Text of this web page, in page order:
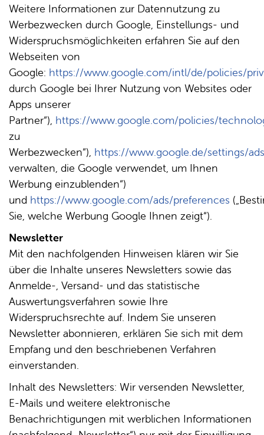
Weitere Informationen zur Datennutzung zu
Werbezwecken durch Google, Einstellungs- und
Widerspruchsmöglichkeiten erfahren Sie auf den
Webseiten von
Google: https://www.google.com/intl/de/policies/
durch Google bei Ihrer Nutzung von Websites oder
Apps unserer
Partner“), https://www.google.com/policies/
zu
Werbezwecken“), https://www.google.de/settings/ads
verwalten, die Google verwendet, um Ihnen
Werbung einzublenden“)
und https://www.google.com/ads/preferences
Sie, welche Werbung Google Ihnen zeigt“).
Newsletter
Mit den nachfolgenden Hinweisen klären wir Sie
über die Inhalte unseres Newsletters sowie das
Anmelde-, Versand- und das statistische
Auswertungsverfahren sowie Ihre
Widerspruchsrechte auf. Indem Sie unseren
Newsletter abonnieren, erklären Sie sich mit dem
Empfang und den beschriebenen Verfahren
einverstanden.
Inhalt des Newsletters: Wir versenden Newsletter,
E-Mails und weitere elektronische
Benachrichtigungen mit werblichen Informationen